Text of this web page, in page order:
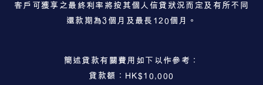
客戶可獲享之最終利率將按其個人信貸狀況而定及有所不同
還款期為3個月及最長120個月。
簡述貸款有關費用如下以作參考：
貸款額：HK$10,000